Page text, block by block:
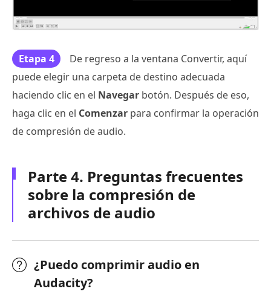
Etapa 4
De regreso a la ventana Convertir, aquí
puede elegir una carpeta de destino adecuada
haciendo clic en el Navegar botón. Después de eso,
haga clic en el Comenzar para confirmar la operación
de compresión de audio.
Parte 4. Preguntas frecuentes
sobre la compresión de
archivos de audio
¿Puedo comprimir audio en
Audacity?